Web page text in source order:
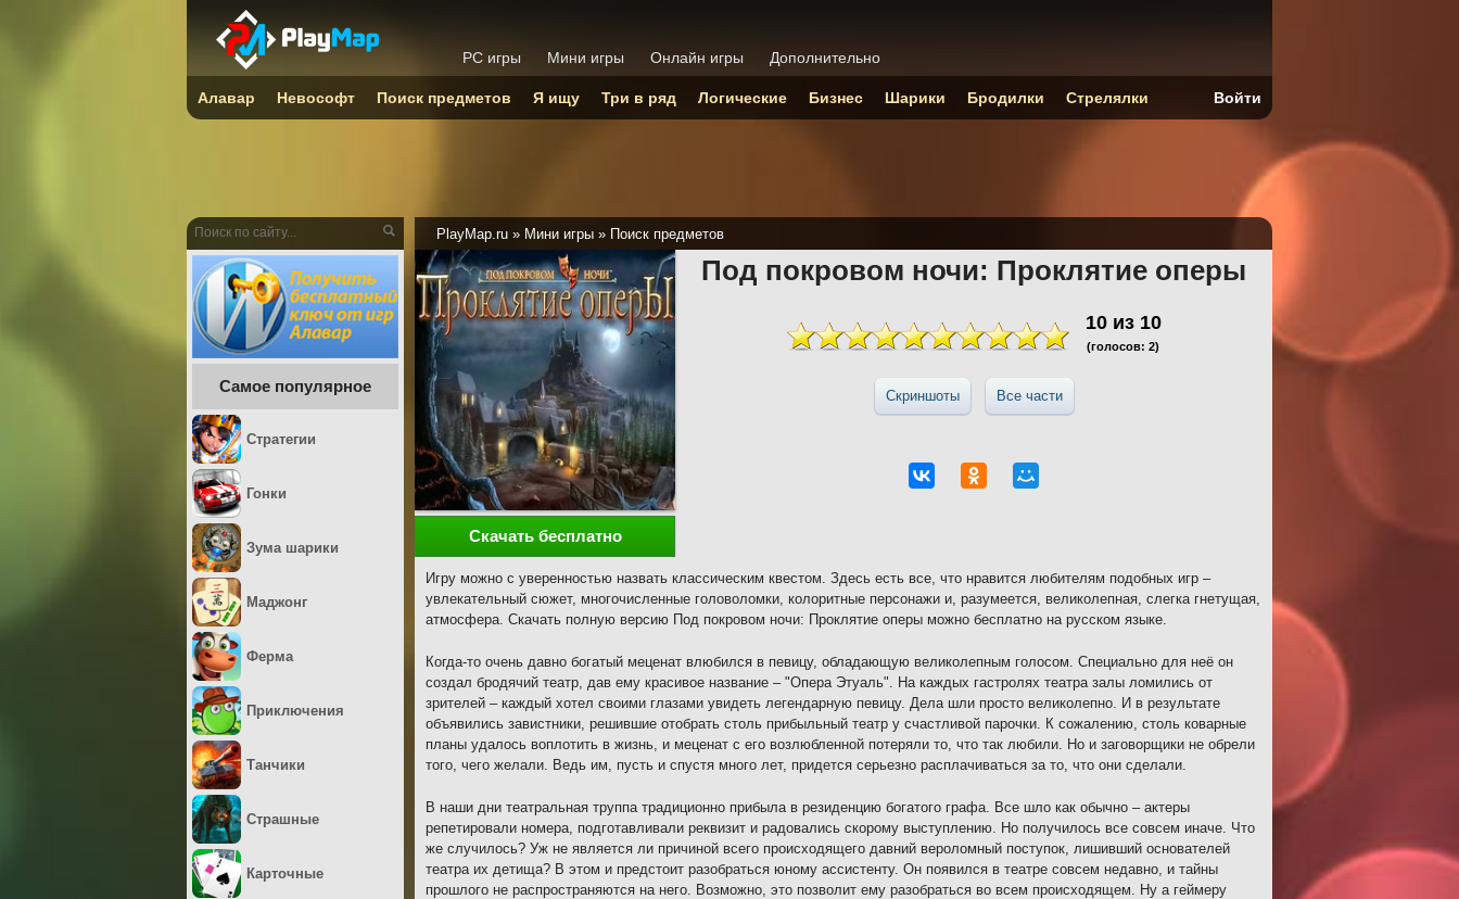
PlayMap.ru » Мини игры » Поиск предметов
Под покровом ночи: Проклятие оперы
10из 10
(голосов: 2)
Скриншоты Все части
Скачать бесплатно
Игру можно с уверенностью назвать классическим квестом. Здесь есть все, что нравится любителям подобных игр –
увлекательный сюжет, многочисленные головоломки, колоритные персонажи и, разумеется, великолепная, слегка гнетущая,
атмосфера. Скачать полную версию Под покровом ночи: Проклятие оперы можно бесплатно на русском языке.
Когда-то очень давно богатый меценат влюбился в певицу, обладающую великолепным голосом. Специально для неё он
создал бродячий театр, дав ему красивое название – "Опера Этуаль". На каждых гастролях театра залы ломились от
зрителей – каждый хотел своими глазами увидеть легендарную певицу. Дела шли просто великолепно. И в результате
объявились завистники, решившие отобрать столь прибыльный театр у счастливой парочки. К сожалению, столь коварные
планы удалось воплотить в жизнь, и меценат с его возлюбленной потеряли то, что так любили. Но и заговорщики не обрели
того, чего желали. Ведь им, пусть и спустя много лет, придется серьезно расплачиваться за то, что они сделали.
В наши дни театральная труппа традиционно прибыла в резиденцию богатого графа. Все шло как обычно – актеры
репетировали номера, подготавливали реквизит и радовались скорому выступлению. Но получилось все совсем иначе. Что
же случилось? Уж не является ли причиной всего происходящего давний вероломный поступок, лишивший основателей
театра их детища? В этом и предстоит разобраться юному ассистенту. Он появился в театре совсем недавно, и тайны
прошлого не распространяются на него. Возможно, это позволит ему разобраться во всем происходящем. Ну а геймеру
Самое популярное
Стратегии
Гонки
Зума шарики
Маджонг
Ферма
Приключения
Танчики
Страшные
Карточные
PC игры Мини игры Онлайн игры Дополнительно
Алавар Невософт Поиск предметов Я ищу Три в ряд Логические Бизнес Шарики Бродилки Стрелялки Войти